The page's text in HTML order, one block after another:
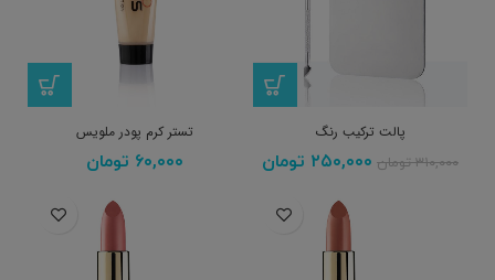
پالت ترکیب رنگ
۳۱۰,۰۰۰ تومان ۲۵۰,۰۰۰ تومان
تستر کرم پودر ملویس
۶۰,۰۰۰ تومان